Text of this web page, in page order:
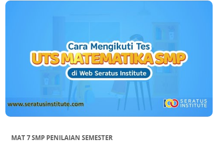
MAT 7 SMP PENILAIAN SEMESTER